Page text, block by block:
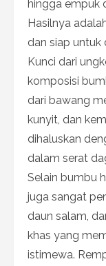
hingga empuk
Hasilnya
dan siap untuk
Kunci dari
komposisi
dari bawang
kunyit, dan
dihaluskan
dalam serat
Selain bumbu
juga sangat
daun salam,
khas yang
istimewa.